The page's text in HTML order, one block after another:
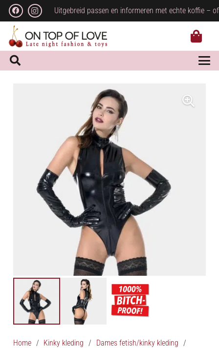
Uitgebreid passen en informeren met echte koffie –
Home / Kinky kleding / Dames fetish/kinky kleding
/